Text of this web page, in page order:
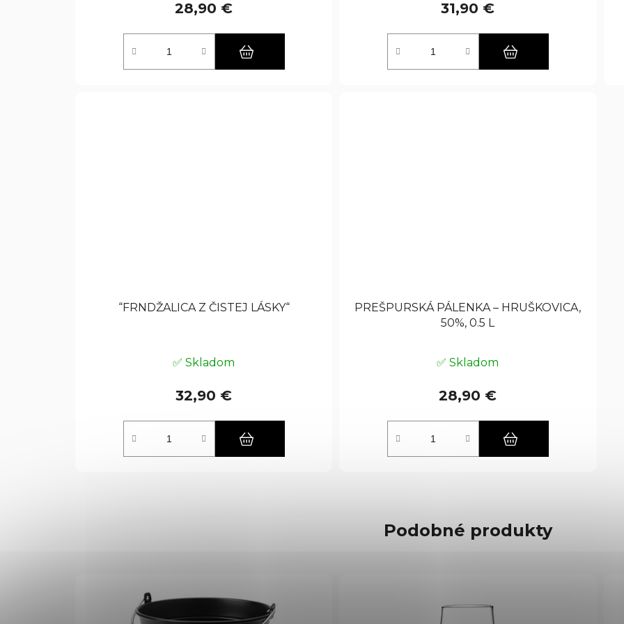
28,90 € 31,90 €
“FRNDŽALICA Z ČISTEJ LÁSKY“
✅ Skladom
32,90 €
PREŠPURSKÁ PÁLENKA – HRUŠKOVICA,
50%, 0.5 L
✅ Skladom
28,90 €
Podobné produkty